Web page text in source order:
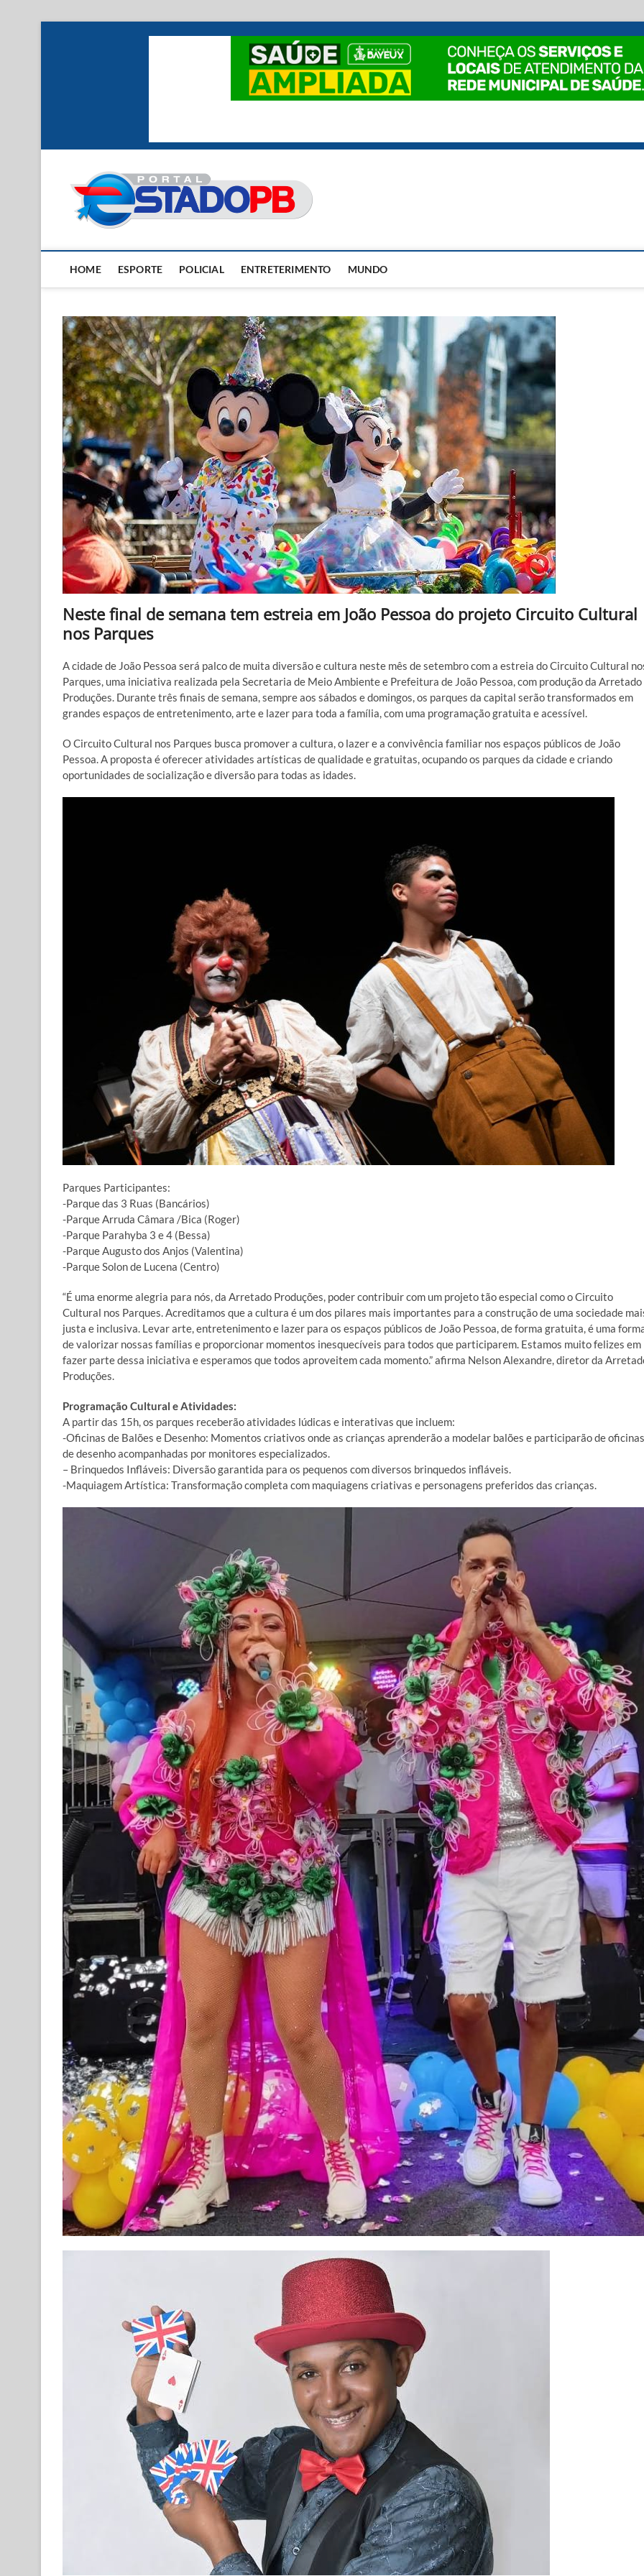
HOME ESPORTE POLICIAL ENTRETERIMENTO MUNDO
Neste final de semana tem estreia em João Pessoa do projeto Circuito Cultural
nos Parques
A cidade de João Pessoa será palco de muita diversão e cultura neste mês de setembro com a estreia do Circuito Cultural
Parques, uma iniciativa realizada pela Secretaria de Meio Ambiente e Prefeitura de João Pessoa, com produção da Arretado
Produções. Durante três finais de semana, sempre aos sábados e domingos, os parques da capital serão transformados em
grandes espaços de entretenimento, arte e lazer para toda a família, com uma programação gratuita e acessível.
O Circuito Cultural nos Parques busca promover a cultura, o lazer e a convivência familiar nos espaços públicos de João
Pessoa. A proposta é oferecer atividades artísticas de qualidade e gratuitas, ocupando os parques da cidade e criando
oportunidades de socialização e diversão para todas as idades.
Parques Participantes:
-Parque das 3 Ruas (Bancários)
-Parque Arruda Câmara /Bica (Roger)
-Parque Parahyba 3 e 4 (Bessa)
-Parque Augusto dos Anjos (Valentina)
-Parque Solon de Lucena (Centro)
“É uma enorme alegria para nós, da Arretado Produções, poder contribuir com um projeto tão especial como o Circuito
Cultural nos Parques. Acreditamos que a cultura é um dos pilares mais importantes para a construção de uma sociedade
justa e inclusiva. Levar arte, entretenimento e lazer para os espaços públicos de João Pessoa, de forma gratuita, é uma
de valorizar nossas famílias e proporcionar momentos inesquecíveis para todos que participarem. Estamos muito felizes em
fazer parte dessa iniciativa e esperamos que todos aproveitem cada momento.” afirma Nelson Alexandre, diretor da
Produções.
Programação Cultural e Atividades:
A partir das 15h, os parques receberão atividades lúdicas e interativas que incluem:
-Oficinas de Balões e Desenho: Momentos criativos onde as crianças aprenderão a modelar balões e participarão de oficinas
de desenho acompanhadas por monitores especializados.
– Brinquedos Infláveis: Diversão garantida para os pequenos com diversos brinquedos infláveis.
-Maquiagem Artística: Transformação completa com maquiagens criativas e personagens preferidos das crianças.